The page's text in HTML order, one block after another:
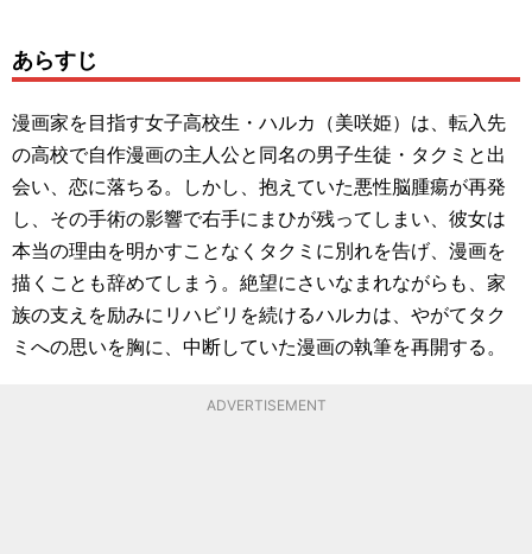
あらすじ
漫画家を目指す女子高校生・ハルカ（美咲姫）は、転入先
の高校で自作漫画の主人公と同名の男子生徒・タクミと出
会い、恋に落ちる。しかし、抱えていた悪性脳腫瘍が再発
し、その手術の影響で右手にまひが残ってしまい、彼女は
本当の理由を明かすことなくタクミに別れを告げ、漫画を
描くことも辞めてしまう。絶望にさいなまれながらも、家
族の支えを励みにリハビリを続けるハルカは、やがてタク
ミへの思いを胸に、中断していた漫画の執筆を再開する。
ADVERTISEMENT